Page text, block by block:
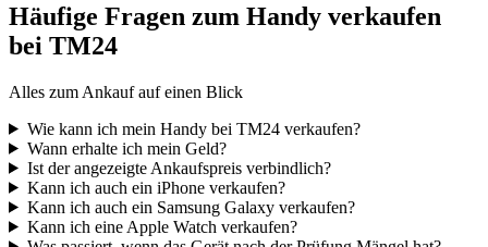
Häufige Fragen zum Handy verkaufen
bei TM24
Alles zum Ankauf auf einen Blick
Wie kann ich mein Handy bei TM24 verkaufen?
Wann erhalte ich mein Geld?
Ist der angezeigte Ankaufspreis verbindlich?
Kann ich auch ein iPhone verkaufen?
Kann ich auch ein Samsung Galaxy verkaufen?
Kann ich eine Apple Watch verkaufen?